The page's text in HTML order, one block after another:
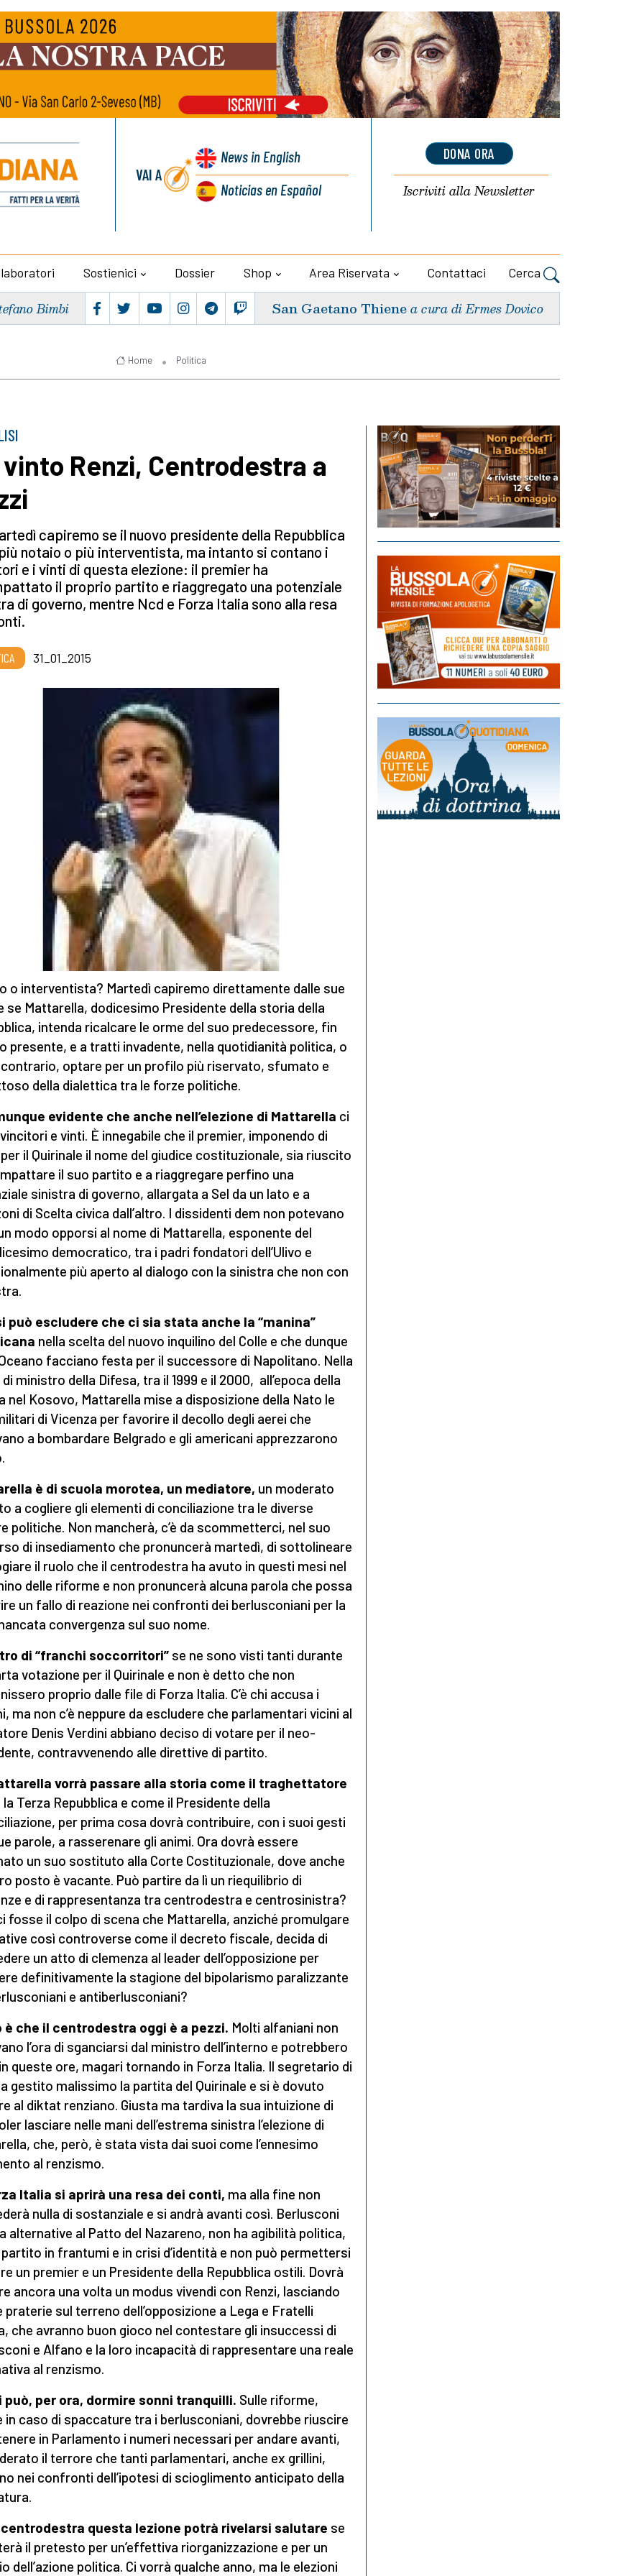
VAI A
Newsin English
Noticiasen Español
DONA ORA
Iscriviti allaNewsletter
Sostienici Dossier Shop Area Riservata Contattaci Cerca
Bimbi San Gaetano Thiene a cura di Ermes Dovico
Home Politica
vinto Renzi, Centrodestra a
capiremo se il nuovo presidente della Repubblica
notaio o più interventista, ma intanto si contano i
e i vinti di questa elezione: il premier ha
il proprio partito e riaggregato una potenziale
di governo, mentre Ncd e Forza Italia sono alla resa
31_01_2015
o interventista? Martedì capiremo direttamente dalle sue
se Mattarella, dodicesimo Presidente della storia della
intenda ricalcare le orme del suo predecessore, fin
presente, e a tratti invadente, nella quotidianità politica, o
optare per un profilo più riservato, sfumato e
della dialettica tra le forze politiche.
evidente che anche nell’elezione di Mattarella ci
e vinti. È innegabile che il premier, imponendo di
il Quirinale il nome del giudice costituzionale, sia riuscito
il suo partito e a riaggregare perfino una
sinistra di governo, allargata a Sel da un lato e a
di Scelta civica dall’altro. I dissidenti dem non potevano
modo opporsi al nome di Mattarella, esponente del
democratico, tra i padri fondatori dell’Ulivo e
più aperto al dialogo con la sinistra che non con
può escludere che ci sia stata anche la “manina”
nella scelta del nuovo inquilino del Colle e che dunque
facciano festa per il successore di Napolitano. Nella
ministro della Difesa, tra il 1999 e il 2000, all’epoca della
nel Kosovo, Mattarella mise a disposizione della Nato le
di Vicenza per favorire il decollo degli aerei che
a bombardare Belgrado e gli americani apprezzarono
è di scuola morotea, un mediatore, un moderato
a cogliere gli elementi di conciliazione tra le diverse
politiche. Non mancherà, c’è da scommetterci, nel suo
di insediamento che pronuncerà martedì, di sottolineare
il ruolo che il centrodestra ha avuto in questi mesi nel
delle riforme e non pronuncerà alcuna parola che possa
un fallo di reazione nei confronti dei berlusconiani per la
convergenza sul suo nome.
di “franchi soccorritori” se ne sono visti tanti durante
votazione per il Quirinale e non è detto che non
proprio dalle file di Forza Italia. C’è chi accusa i
ma non c’è neppure da escludere che parlamentari vicini al
Denis Verdini abbiano deciso di votare per il neo-
contravvenendo alle direttive di partito.
vorrà passare alla storia come il traghettatore
Terza Repubblica e come il Presidente della
per prima cosa dovrà contribuire, con i suoi gesti
parole, a rasserenare gli animi. Ora dovrà essere
un suo sostituto alla Corte Costituzionale, dove anche
posto è vacante. Può partire da lì un riequilibrio di
e di rappresentanza tra centrodestra e centrosinistra?
fosse il colpo di scena che Mattarella, anziché promulgare
così controverse come il decreto fiscale, decida di
un atto di clemenza al leader dell’opposizione per
definitivamente la stagione del bipolarismo paralizzante
e antiberlusconiani?
è che il centrodestra oggi è a pezzi. Molti alfaniani non
l’ora di sganciarsi dal ministro dell’interno e potrebbero
queste ore, magari tornando in Forza Italia. Il segretario di
gestito malissimo la partita del Quirinale e si è dovuto
al diktat renziano. Giusta ma tardiva la sua intuizione di
lasciare nelle mani dell’estrema sinistra l’elezione di
che, però, è stata vista dai suoi come l’ennesimo
al renzismo.
Italia si aprirà una resa dei conti, ma alla fine non
nulla di sostanziale e si andrà avanti così. Berlusconi
alternative al Patto del Nazareno, non ha agibilità politica,
partito in frantumi e in crisi d’identità e non può permettersi
un premier e un Presidente della Repubblica ostili. Dovrà
ancora una volta un modus vivendi con Renzi, lasciando
praterie sul terreno dell’opposizione a Lega e Fratelli
che avranno buon gioco nel contestare gli insuccessi di
e Alfano e la loro incapacità di rappresentare una reale
al renzismo.
può, per ora, dormire sonni tranquilli. Sulle riforme,
in caso di spaccature tra i berlusconiani, dovrebbe riuscire
in Parlamento i numeri necessari per andare avanti,
il terrore che tanti parlamentari, anche ex grillini,
nei confronti dell’ipotesi di scioglimento anticipato della
centrodestra questa lezione potrà rivelarsi salutare se
il pretesto per un’effettiva riorganizzazione e per un
dell’azione politica. Ci vorrà qualche anno, ma le elezioni